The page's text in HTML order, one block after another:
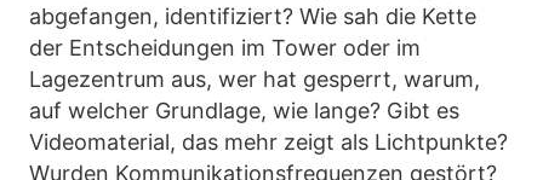
abgefangen, identifiziert? Wie sah die Kette
der Entscheidungen im Tower oder im
Lagezentrum aus, wer hat gesperrt, warum,
auf welcher Grundlage, wie lange? Gibt es
Videomaterial, das mehr zeigt als Lichtpunkte?
Wurden Kommunikationsfrequenzen gestört?